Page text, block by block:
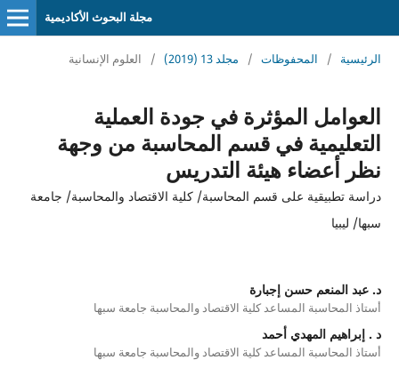
مجلة البحوث الأكاديمية
الرئيسية / المحفوظات / مجلد 13 (2019) / العلوم الإنسانية
العوامل المؤثرة في جودة العملية
التعليمية في قسم المحاسبة من وجهة
نظر أعضاء هيئة التدريس
دراسة تطبيقية على قسم المحاسبة/ كلية الاقتصاد والمحاسبة/ جامعة
سبها/ ليبيا
د. عبد المنعم حسن إجبارة
أستاذ المحاسبة المساعد كلية الاقتصاد والمحاسبة جامعة سبها
د . إبراهيم المهدي أحمد
أستاذ المحاسبة المساعد كلية الاقتصاد والمحاسبة جامعة سبها